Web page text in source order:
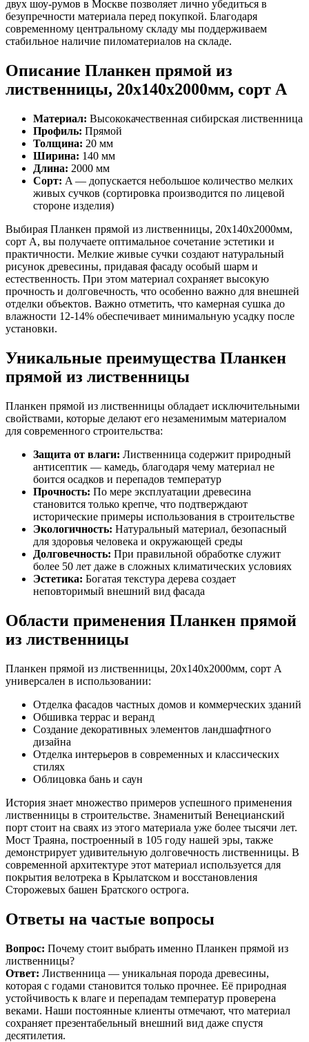
двух шоу-румов в Москве позволяет лично убедиться в
безупречности материала перед покупкой. Благодаря
современному центральному складу мы поддерживаем
стабильное наличие пиломатериалов на складе.
Описание Планкен прямой из
лиственницы, 20x140x2000мм, сорт A
Материал: Высококачественная сибирская лиственница
Профиль: Прямой
Толщина: 20 мм
Ширина: 140 мм
Длина: 2000 мм
Сорт: A — допускается небольшое количество мелких
живых сучков (сортировка производится по лицевой
стороне изделия)
Выбирая Планкен прямой из лиственницы, 20x140x2000мм,
сорт A, вы получаете оптимальное сочетание эстетики и
практичности. Мелкие живые сучки создают натуральный
рисунок древесины, придавая фасаду особый шарм и
естественность. При этом материал сохраняет высокую
прочность и долговечность, что особенно важно для внешней
отделки объектов. Важно отметить, что камерная сушка до
влажности 12-14% обеспечивает минимальную усадку после
установки.
Уникальные преимущества Планкен
прямой из лиственницы
Планкен прямой из лиственницы обладает исключительными
свойствами, которые делают его незаменимым материалом
для современного строительства:
Защита от влаги: Лиственница содержит природный
антисептик — камедь, благодаря чему материал не
боится осадков и перепадов температур
Прочность: По мере эксплуатации древесина
становится только крепче, что подтверждают
исторические примеры использования в строительстве
Экологичность: Натуральный материал, безопасный
для здоровья человека и окружающей среды
Долговечность: При правильной обработке служит
более 50 лет даже в сложных климатических условиях
Эстетика: Богатая текстура дерева создает
неповторимый внешний вид фасада
Области применения Планкен прямой
из лиственницы
Планкен прямой из лиственницы, 20x140x2000мм, сорт A
универсален в использовании:
Отделка фасадов частных домов и коммерческих зданий
Обшивка террас и веранд
Создание декоративных элементов ландшафтного
дизайна
Отделка интерьеров в современных и классических
стилях
Облицовка бань и саун
История знает множество примеров успешного применения
лиственницы в строительстве. Знаменитый Венецианский
порт стоит на сваях из этого материала уже более тысячи лет.
Мост Траяна, построенный в 105 году нашей эры, также
демонстрирует удивительную долговечность лиственницы. В
современной архитектуре этот материал используется для
покрытия велотрека в Крылатском и восстановления
Сторожевых башен Братского острога.
Ответы на частые вопросы
Вопрос: Почему стоит выбрать именно Планкен прямой из
лиственницы?
Ответ: Лиственница — уникальная порода древесины,
которая с годами становится только прочнее. Её природная
устойчивость к влаге и перепадам температур проверена
веками. Наши постоянные клиенты отмечают, что материал
сохраняет презентабельный внешний вид даже спустя
десятилетия.